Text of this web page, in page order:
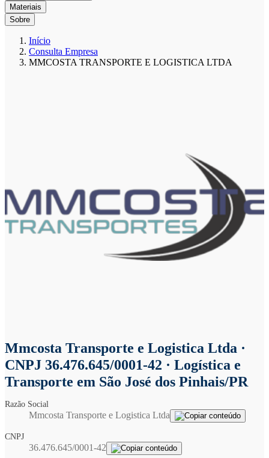
Materiais
Sobre
Início
Consulta Empresa
MMCOSTA TRANSPORTE E LOGISTICA LTDA
Mmcosta Transporte e Logistica Ltda ·
CNPJ 36.476.645/0001-42 · Logística e
Transporte em São José dos Pinhais/PR
Razão Social
Mmcosta Transporte e Logistica Ltda
CNPJ
36.476.645/0001-42